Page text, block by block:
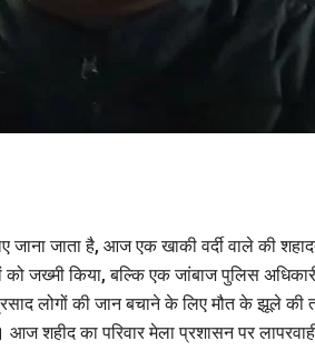
जाना जाता है, आज एक खाकी वर्दी वाले की
जख्मी किया, बल्कि एक जांबाज पुलिस
लोगों की जान बचाने के लिए मौत के झूले की
शहीद का परिवार मेला प्रशासन पर